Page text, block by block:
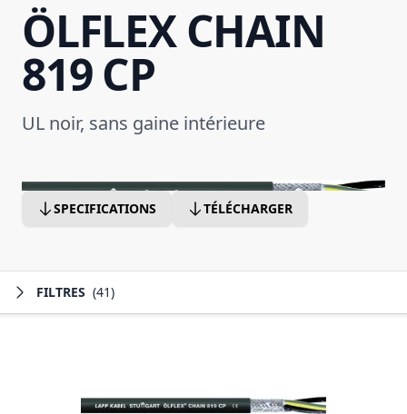
ÖLFLEX CHAIN
819 CP
UL noir, sans gaine intérieure
SPECIFICATIONS TÉLÉCHARGER
FILTRES (41)